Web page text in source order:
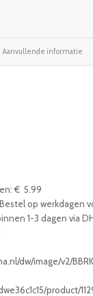
Aanvullende informatie
€ 5.99
op werkdagen
1-3 dagen via
dw/image/v2/
product/